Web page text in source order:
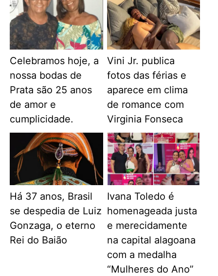
Celebramos hoje, a
nossa bodas de
Prata são 25 anos
de amor e
cumplicidade.
Vini Jr. publica
fotos das férias e
aparece em clima
de romance com
Virginia Fonseca
Há 37 anos, Brasil
se despedia de Luiz
Gonzaga, o eterno
Rei do Baião
Ivana Toledo é
homenageada justa
e merecidamente
na capital alagoana
com a medalha
“Mulheres do Ano”